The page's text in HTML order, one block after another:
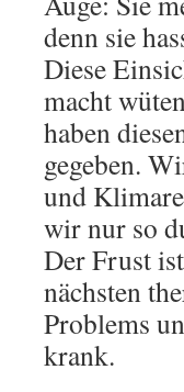
denn sie
Diese
macht
haben
gegeben.
und
wir nur so
Der Frust
nächsten
Problems
krank.